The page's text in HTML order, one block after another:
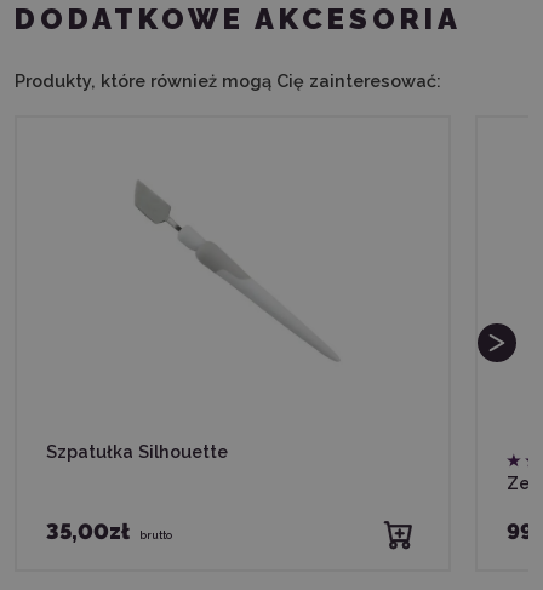
DODATKOWE AKCESORIA
Produkty, które również mogą Cię zainteresować:
Szpatułka Silhouette
35,00zł brutto